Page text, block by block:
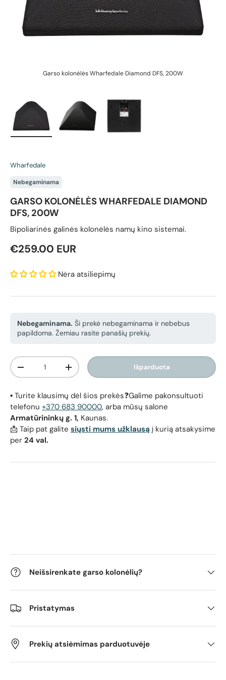
Garso kolonėlės Wharfedale Diamond DFS, 200W
Wharfedale
Nebegaminama
GARSO KOLONĖLĖS WHARFEDALE DIAMOND
DFS, 200W
Bipoliarinės galinės kolonėlės namų kino sistemai.
Reguliari kaina
€259.00 EUR
Nėra atsiliepimų
Nebegaminama. Ši prekė nebegaminama ir nebebus
papildoma. Žemiau rasite panašių prekių.
Kiekis
Sumažinti kiekįPadidinti kiekį Išparduota
▪️ Turite klausimų dėl šios prekės❓Galime pakonsultuoti
telefonu +370 683 90000, arba mūsų salone
Armatūrininkų g. 1, Kaunas.
📩 Taip pat galite siųsti mums užklausą į kurią atsakysime
per 24 val.
Neišsirenkate garso kolonėlių?
Pristatymas
Prekių atsiėmimas parduotuvėje